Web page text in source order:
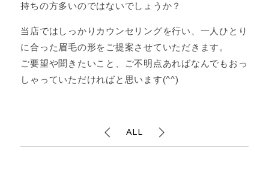
持ちの方多いのではないでしょうか？
当店ではしっかりカウンセリングを行い、一人ひとり
に合った眉毛の形をご提案させていただきます。
ご要望や聞きたいこと、ご不明点あればなんでもおっ
しゃっていただければと思います(^^)
ALL